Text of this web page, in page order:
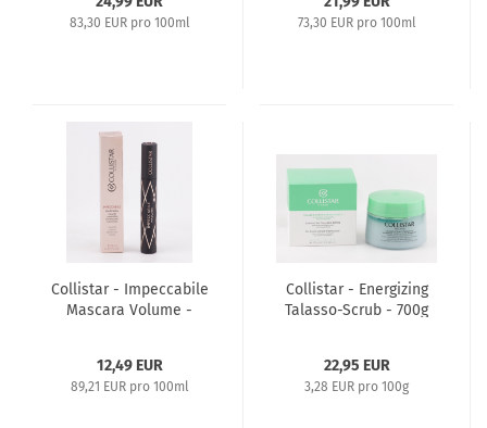
Cedar
83,30 EUR pro 100ml 73,30 EUR pro 100ml
Collistar - Impeccabile
Mascara Volume -
12,49 EUR
89,21 EUR pro 100ml
Collistar - Energizing
Talasso-Scrub - 700g
22,95 EUR
3,28 EUR pro 100g